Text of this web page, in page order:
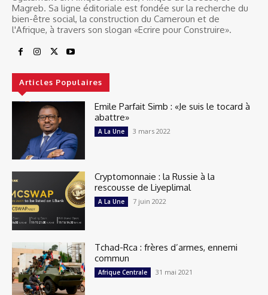
Magreb. Sa ligne éditoriale est fondée sur la recherche du
bien-être social, la construction du Cameroun et de
l'Afrique, à travers son slogan «Ecrire pour Construire».
Articles Populaires
Emile Parfait Simb : «Je suis le tocard à
abattre»
A La Une 3 mars 2022
Cryptomonnaie : la Russie à la
rescousse de Liyeplimal
A La Une 7 juin 2022
Tchad-Rca : frères d’armes, ennemi
commun
Afrique Centrale 31 mai 2021